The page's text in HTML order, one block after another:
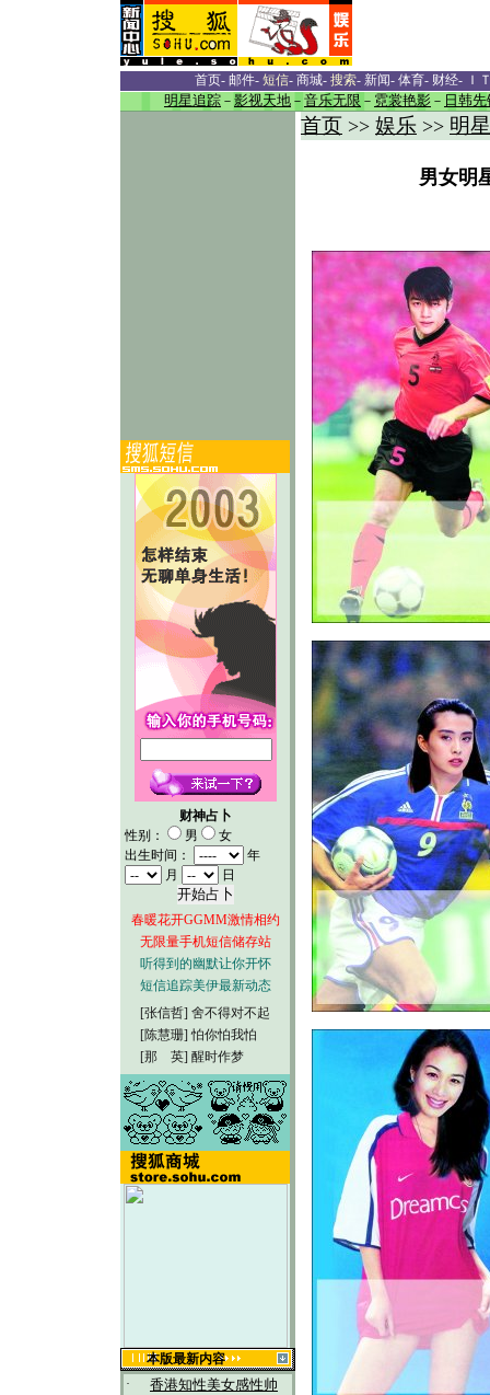
首页- 邮件- 短信- 商城- 搜索- 新闻- 体育- 财经- Ｉ
明星追踪 － 影视天地 － 音乐无限 － 霓裳艳影 － 日韩先
财神占卜
性别：
男
女
出生时间：
年
月
日
春暖花开GGMM激情相约
无限量手机短信储存站
听得到的幽默让你开怀
短信追踪美伊最新动态
[张信哲] 舍不得对不起
[陈慧珊] 怕你怕我怕
[那 英] 醒时作梦
本版最新内容
·
香港知性美女感性帅
首页 >> 娱乐 >> 明
男女明